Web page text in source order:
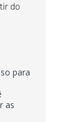
do
para
as